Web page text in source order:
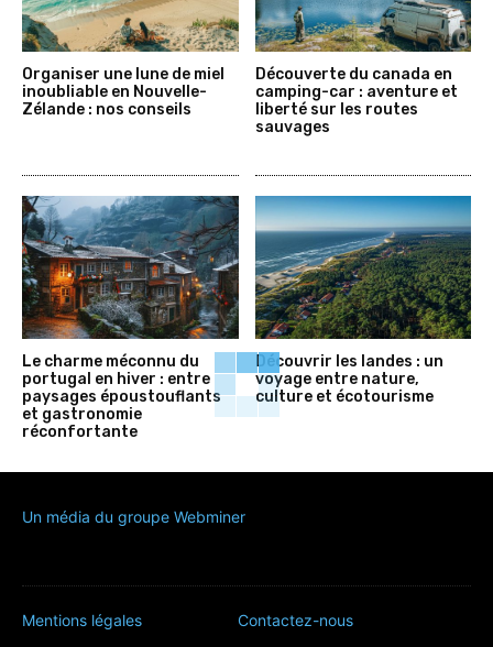
Organiser une lune de miel
inoubliable en Nouvelle-
Zélande : nos conseils
Découverte du canada en
camping-car : aventure et
liberté sur les routes
sauvages
Le charme méconnu du
portugal en hiver : entre
paysages époustouflants
et gastronomie
réconfortante
Découvrir les landes : un
voyage entre nature,
culture et écotourisme
Un média du groupe Webminer
Mentions légales Contactez-nous